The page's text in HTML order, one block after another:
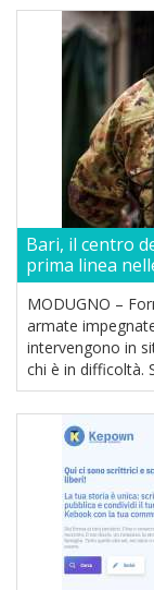
Bari, il centro
prima linea
MODUGNO –
armate
intervengono in
chi è in difficoltà.